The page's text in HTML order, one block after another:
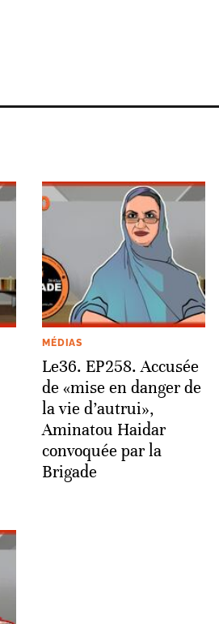
MÉDIAS
Le36. EP258. Accusée
de «mise en danger de
la vie d’autrui»,
Aminatou Haidar
convoquée par la
Brigade